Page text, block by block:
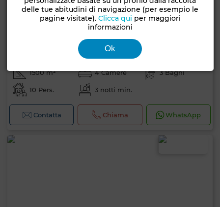
alla settimana
Villa a Yasmine Hammamet, Hammamet
1500 m² 4 Camere 3 Bagni
10 Pers. 3 notti min.
Contatta Chiama WhatsApp
delle tue abitudini di navigazione (per esempio le
pagine visitate). Clicca qui per maggiori
informazioni
Ok